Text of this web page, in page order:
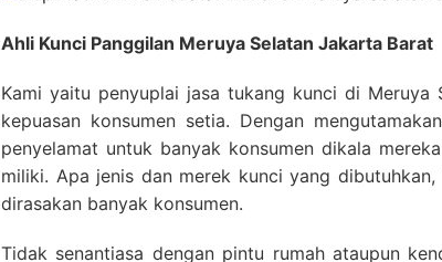
Ahli Kunci Panggilan Meruya Selatan Jakarta Barat
Kami yaitu penyuplai jasa tukang kunci di
kepuasan konsumen setia. Dengan
penyelamat untuk banyak konsumen dikala
miliki. Apa jenis dan merek kunci yang
dirasakan banyak konsumen.
Tidak senantiasa dengan pintu rumah ataupun